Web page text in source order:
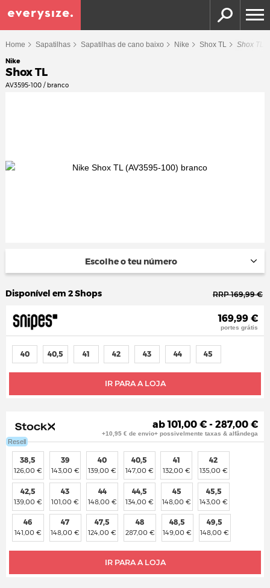
Home Sapatilhas Sapatilhas de cano baixo Nike Shox TL Shox TL
Nike
Shox TL
AV3595-100 / branco
Escolhe o teu número
Disponível em 2 Shops RRP 169,99 €
169,99 €
portes grátis
IR PARA A LOJA
40 40,5 41 42 43 44 45
Resell
ab 101,00 € - 287,00 €
+10,95 € de envio+ possivelmente taxas & alfândega
IR PARA A LOJA
38,5
126,00 €
39
143,00 €
40
139,00 €
40,5
147,00 €
41
132,00 €
42
135,00 €
42,5
139,00 €
43
101,00 €
44
148,00 €
44,5
134,00 €
45
148,00 €
45,5
143,00 €
46
141,00 €
47
148,00 €
47,5
124,00 €
48
287,00 €
48,5
149,00 €
49,5
148,00 €